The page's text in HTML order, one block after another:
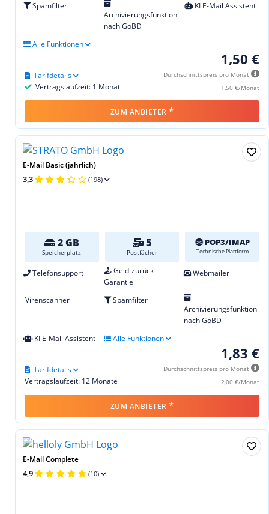
Spamfilter
Archivierungsfunktion
nach GoBD
KI E-Mail Assistent
Alle Funktionen
1,50 €
Durchschnittspreis pro Monat
1,50 €/Monat
Vertragslaufzeit: 1 Monat
Tarifdetails
ZUM ANBIETER *
E-Mail Basic (jährlich)
3,3 (198)
2 GB
Speicherplatz
5
Postfächer
POP3/IMAP
Technische Plattform
Telefonsupport
Geld-zurück-
Garantie
Webmailer
Virenscanner
Spamfilter
Archivierungsfunktion
nach GoBD
KI E-Mail Assistent
Alle Funktionen
1,83 €
Durchschnittspreis pro Monat
2,00 €/Monat
Vertragslaufzeit: 12 Monate
Tarifdetails
ZUM ANBIETER *
E-Mail Complete
4,9 (10)